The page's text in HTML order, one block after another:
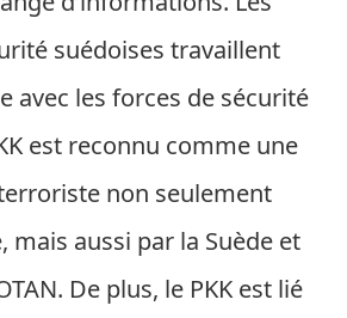
suédoises travaillent
avec les forces de sécurité
est reconnu comme une
non seulement
mais aussi par la Suède et
De plus, le PKK est lié